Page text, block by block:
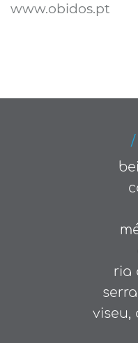
www.obidos.pt
|
ria
viseu,